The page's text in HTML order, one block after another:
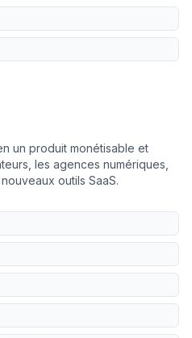
un produit monétisable et
les agences numériques,
outils SaaS.